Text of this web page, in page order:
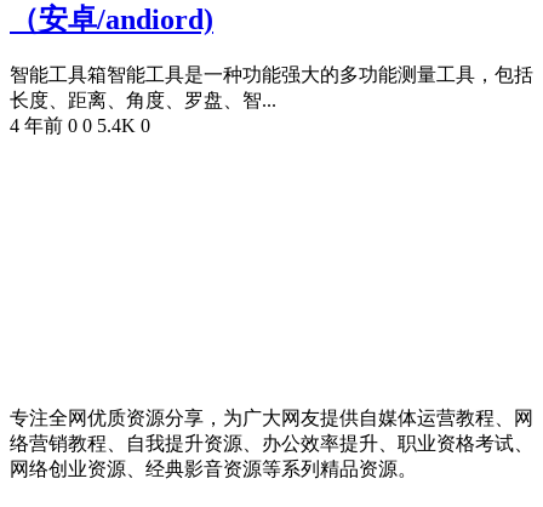
（安卓/andiord)
智能工具箱智能工具是一种功能强大的多功能测量工具，包括
长度、距离、角度、罗盘、智...
4 年前 0 0 5.4K 0
专注全网优质资源分享，为广大网友提供自媒体运营教程、网
络营销教程、自我提升资源、办公效率提升、职业资格考试、
网络创业资源、经典影音资源等系列精品资源。